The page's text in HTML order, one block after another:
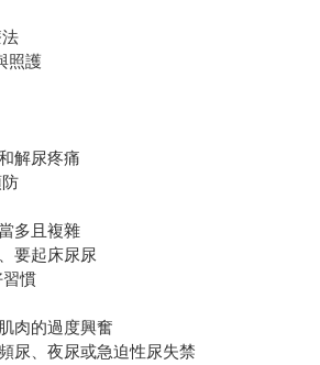
照護
解尿疼痛
多且複雜
要起床尿尿
慣
肉的過度興奮
尿、夜尿或急迫性尿失禁